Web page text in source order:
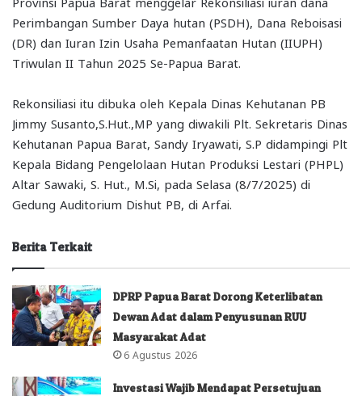
Perimbangan Sumber Daya hutan (PSDH), Dana Reboisasi
(DR) dan Iuran Izin Usaha Pemanfaatan Hutan (IIUPH)
Triwulan II Tahun 2025 Se-Papua Barat.
Rekonsiliasi itu dibuka oleh Kepala Dinas Kehutanan PB
Jimmy Susanto,S.Hut.,MP yang diwakili Plt. Sekretaris Dinas
Kehutanan Papua Barat, Sandy Iryawati, S.P didampingi Plt
Kepala Bidang Pengelolaan Hutan Produksi Lestari (PHPL)
Altar Sawaki, S. Hut., M.Si, pada Selasa (8/7/2025) di
Gedung Auditorium Dishut PB, di Arfai.
Berita Terkait
DPRP Papua Barat Dorong Keterlibatan
Dewan Adat dalam Penyusunan RUU
Masyarakat Adat
6 Agustus 2026
Investasi Wajib Mendapat Persetujuan